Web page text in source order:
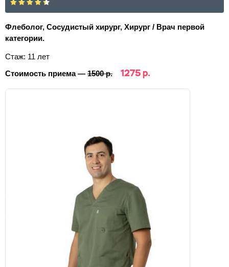
Флеболог, Сосудистый хирург, Хирург / Врач первой
категории.
Стаж: 11 лет
Стоимость приема — 1500 р. 1275 р.